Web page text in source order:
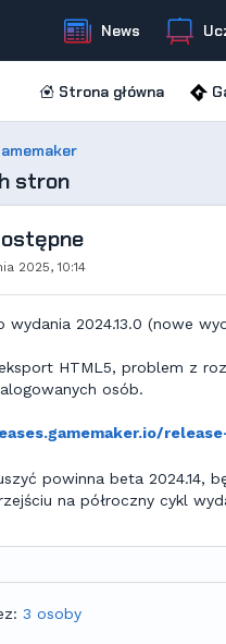
News
Strona główna
stron
2025, 10:14
2024.13.0 (nowe
HTML5, problem z
osób.
powinna beta 2024.14,
na półroczny cykl
3 osoby